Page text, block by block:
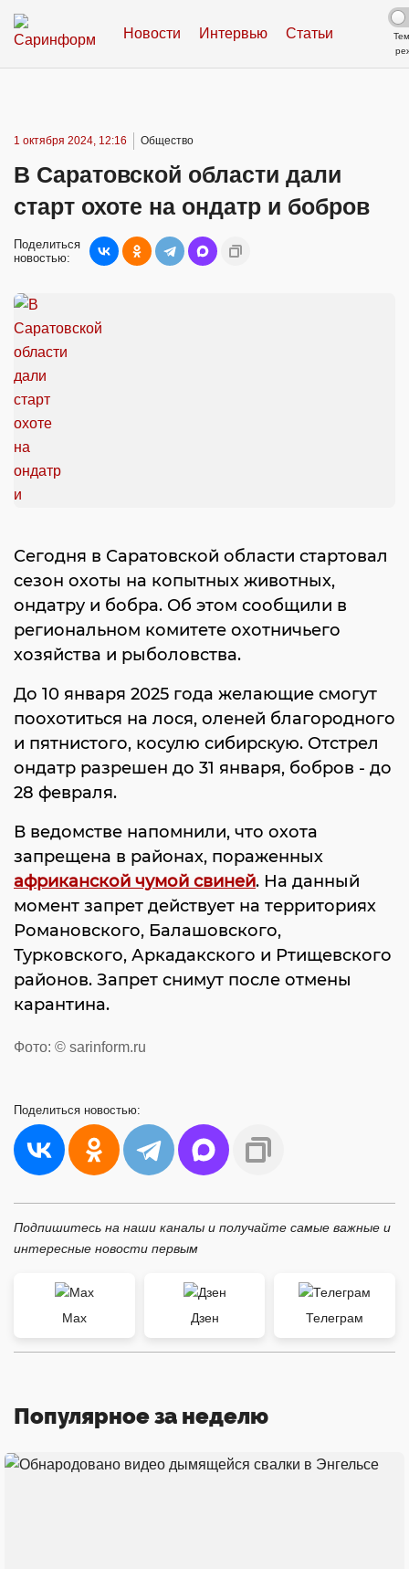
Новости Интервью Статьи
1 октября 2024, 12:16 Общество
В Саратовской области дали
старт охоте на ондатр и бобров
Поделиться
новостью:
Сегодня в Саратовской области стартовал
сезон охоты на копытных животных,
ондатру и бобра. Об этом сообщили в
региональном комитете охотничьего
хозяйства и рыболовства.
До 10 января 2025 года желающие смогут
поохотиться на лося, оленей благородного
и пятнистого, косулю сибирскую. Отстрел
ондатр разрешен до 31 января, бобров - до
28 февраля.
В ведомстве напомнили, что охота
запрещена в районах, пораженных
африканской чумой свиней. На данный
момент запрет действует на территориях
Романовского, Балашовского,
Турковского, Аркадакского и Ртищевского
районов. Запрет снимут после отмены
карантина.
Фото: © sarinform.ru
Поделиться новостью:
Подпишитесь на наши каналы и получайте самые важные и
интересные новости первым
Max Дзен Телеграм
Популярное за неделю